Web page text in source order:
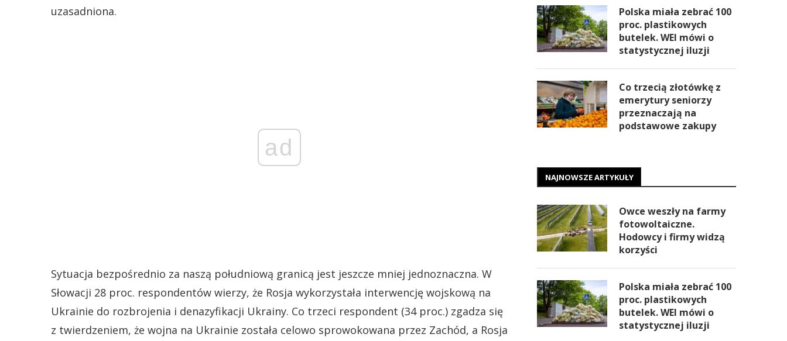
uzasadniona.
ad
Sytuacja bezpośrednio za naszą południową granicą jest jeszcze mniej jednoznaczna. W
Słowacji 28 proc. respondentów wierzy, że Rosja wykorzystała interwencję wojskową na
Ukrainie do rozbrojenia i denazyfikacji Ukrainy. Co trzeci respondent (34 proc.) zgadza się
z twierdzeniem, że wojna na Ukrainie została celowo sprowokowana przez Zachód, a Rosja
Polska miała zebrać 100
proc. plastikowych
butelek. WEI mówi o
statystycznej iluzji
Co trzecią złotówkę z
emerytury seniorzy
przeznaczają na
podstawowe zakupy
NAJNOWSZE ARTYKUŁY
Owce weszły na farmy
fotowoltaiczne.
Hodowcy i firmy widzą
korzyści
Polska miała zebrać 100
proc. plastikowych
butelek. WEI mówi o
statystycznej iluzji